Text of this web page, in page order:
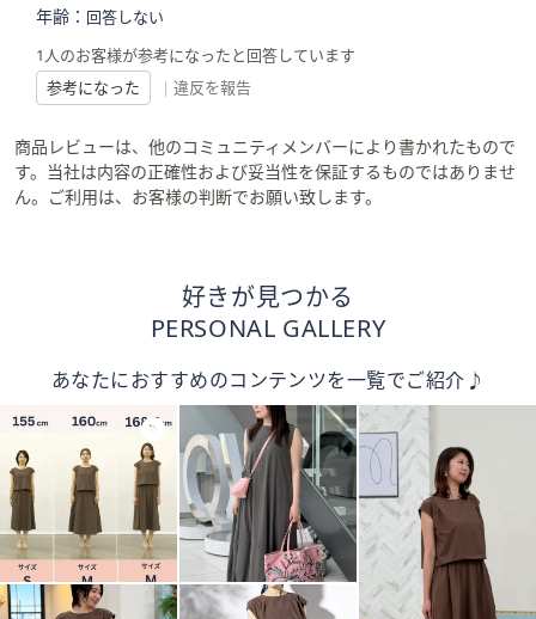
年齢： 回答しない
1人のお客様が参考になったと回答しています
参考になった
| 違反を報告
商品レビューは、他のコミュニティメンバーにより書かれたもので
す。当社は内容の正確性および妥当性を保証するものではありませ
ん。ご利用は、お客様の判断でお願い致します。
好きが見つかる
PERSONAL GALLERY
あなたにおすすめのコンテンツを一覧でご紹介♪